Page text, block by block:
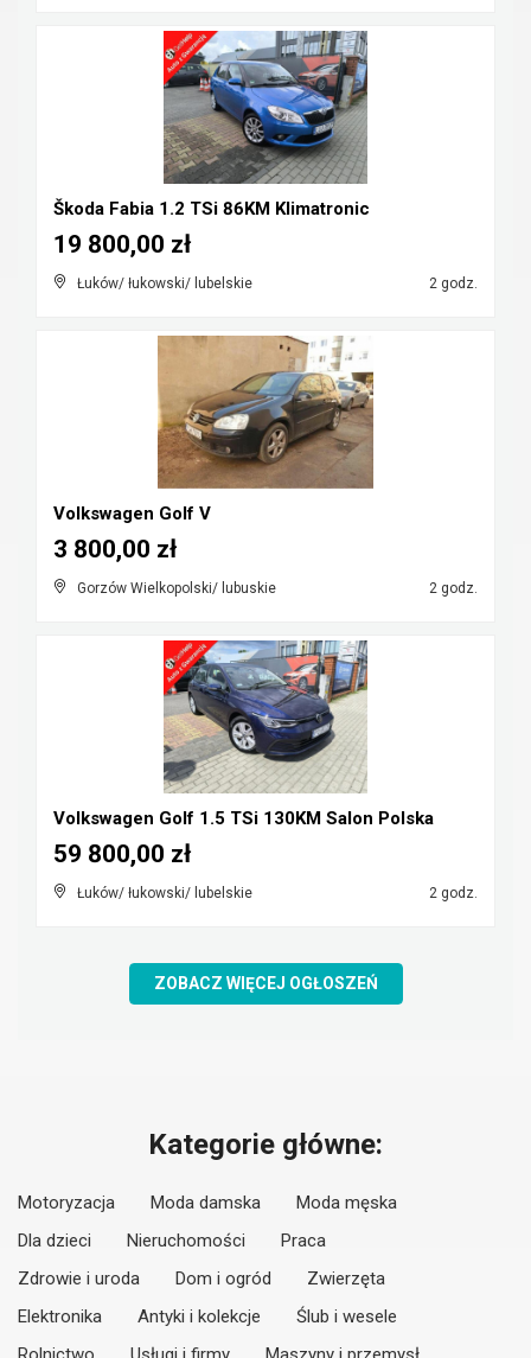
Škoda Fabia 1.2 TSi 86KM Klimatronic
Łuków/ łukowski/ lubelskie 2 godz.
19 800,00 zł
Volkswagen Golf V
Gorzów Wielkopolski/ lubuskie 2 godz.
3 800,00 zł
Volkswagen Golf 1.5 TSi 130KM Salon Polska
Łuków/ łukowski/ lubelskie 2 godz.
59 800,00 zł
ZOBACZ WIĘCEJ OGŁOSZEŃ
Kategorie główne:
Motoryzacja Moda damska
Moda męska
Dla dzieci
Nieruchomości
Praca
Zdrowie i uroda
Dom i ogród
Zwierzęta
Elektronika
Antyki i kolekcje
Ślub i wesele